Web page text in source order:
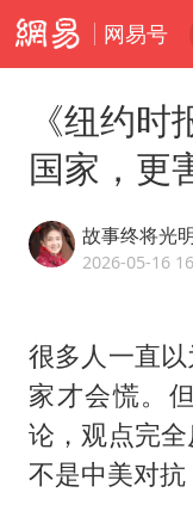
网易号
《纽约
国家，更
故事终将光
2026-05-16
很多人一直
家才会慌。
论，观点完
不是中美对抗